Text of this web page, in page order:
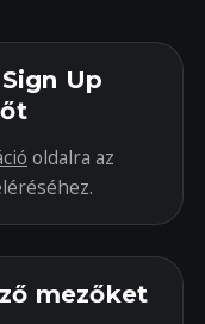
Up
oldalra az
mezőket